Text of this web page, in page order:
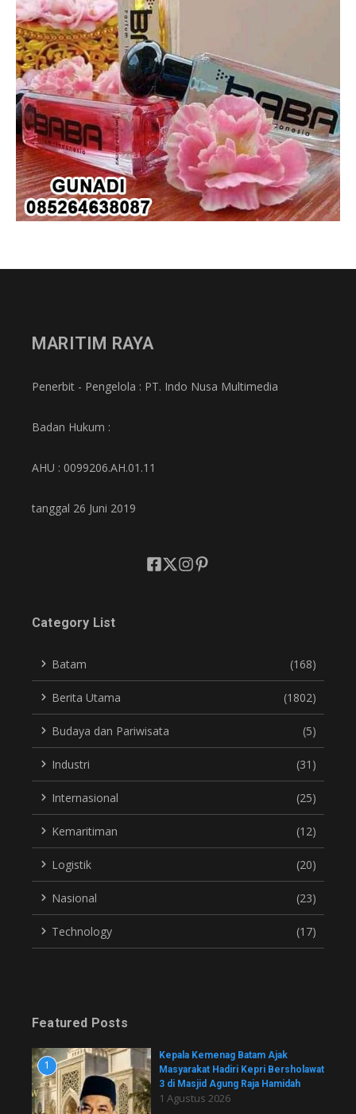
MARITIM RAYA
Penerbit - Pengelola : PT. Indo Nusa Multimedia
Badan Hukum :
AHU : 0099206.AH.01.11
tanggal 26 Juni 2019
Category List
Batam (168)
Berita Utama (1802)
Budaya dan Pariwisata (5)
Industri (31)
Internasional (25)
Kemaritiman (12)
Logistik (20)
Nasional (23)
Technology (17)
Featured Posts
1
Kepala Kemenag Batam Ajak
Masyarakat Hadiri Kepri Bersholawat
3 di Masjid Agung Raja Hamidah
1 Agustus 2026